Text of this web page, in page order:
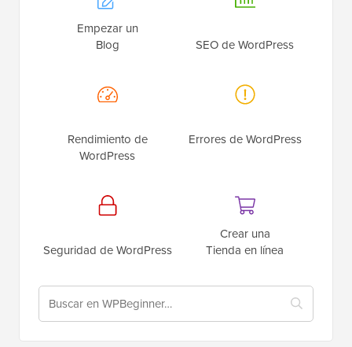
Empezar un
Blog
SEO de WordPress
Rendimiento de
WordPress
Errores de WordPress
Seguridad de WordPress
Crear una
Tienda en línea